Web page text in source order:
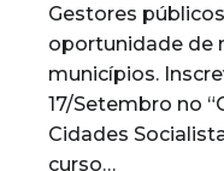
Gestores
oportunidade de
municípios.
17/Setembro no
Cidades
curso…